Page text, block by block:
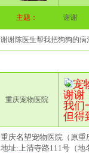
主题： 谢谢
谢谢陈医生帮我把狗狗的
重庆宠物医院
宠
谢谢
我们
但得
重庆名望宠物医院（原
地址:上清寺路111号（地